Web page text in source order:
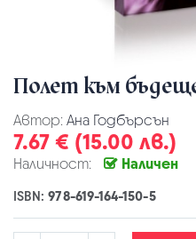
Полет към
Автор: Ана Годбърсън
7.67 € (15.00 лв.)
Наличност: Наличен
ISBN:978-619-164-150-5